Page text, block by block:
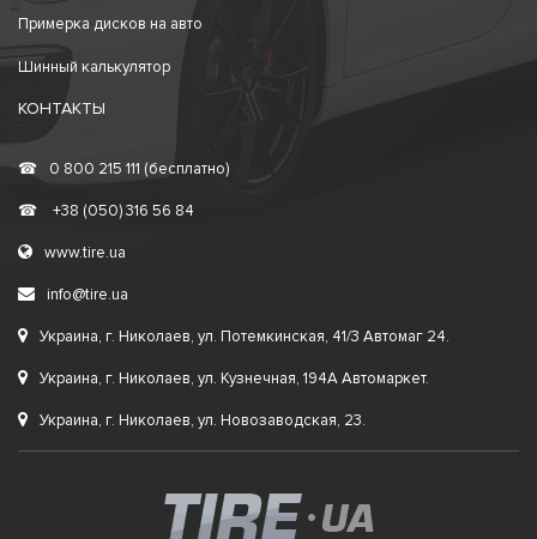
Примерка дисков на авто
Шинный калькулятор
КОНТАКТЫ
☎ 0 800 215 111 (бесплатно)
☎ +38 (050) 316 56 84
www.tire.ua
info@tire.ua
Украина, г. Николаев, ул. Потемкинская, 41/3 Автомаг 24.
Украина, г. Николаев, ул. Кузнечная, 194А Автомаркет.
Украина, г. Николаев, ул. Новозаводская, 23.